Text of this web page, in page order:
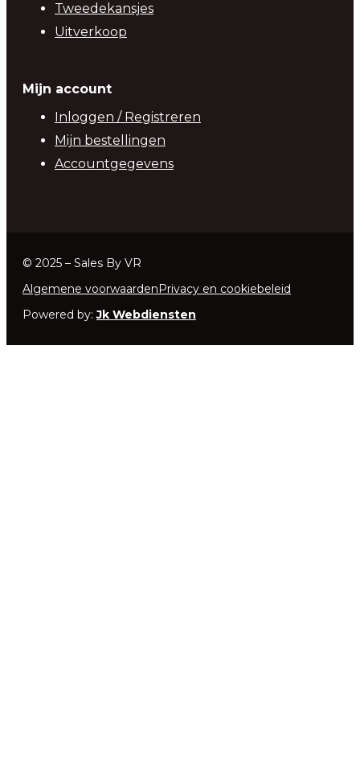
Tweedekansjes
Uitverkoop
Mijn account
Inloggen / Registreren
Mijn bestellingen
Accountgegevens
© 2025 – Sales By VR
Algemene voorwaarden Privacy en cookiebeleid
Powered by:Jk Webdiensten